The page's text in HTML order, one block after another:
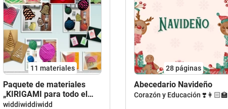
11 materiales
Paquete de materiales
„KIRIGAMI para todo el
año“ - de plegar para
widdiwiddiwidd
28páginas
Abecedario Navideño
Corazón y Educación ❣️👩🏻‍🏫